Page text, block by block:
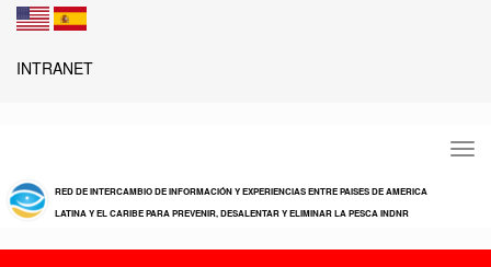
INTRANET
RED DE INTERCAMBIO DE INFORMACIÓN Y EXPERIENCIAS ENTRE PAISES DE AMERICA
LATINA Y EL CARIBE PARA PREVENIR, DESALENTAR Y ELIMINAR LA PESCA INDNR